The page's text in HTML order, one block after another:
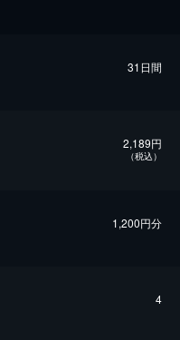
31日間
2,189円
（税込）
1,200円分
4